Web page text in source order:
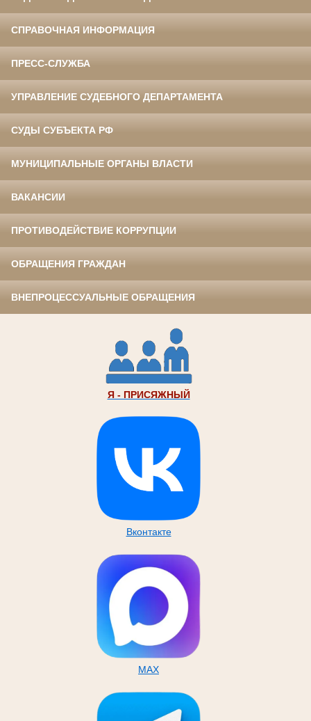
СПРАВОЧНАЯ ИНФОРМАЦИЯ
ПРЕСС-СЛУЖБА
УПРАВЛЕНИЕ СУДЕБНОГО ДЕПАРТАМЕНТА
СУДЫ СУБЪЕКТА РФ
МУНИЦИПАЛЬНЫЕ ОРГАНЫ ВЛАСТИ
ВАКАНСИИ
ПРОТИВОДЕЙСТВИЕ КОРРУПЦИИ
ОБРАЩЕНИЯ ГРАЖДАН
ВНЕПРОЦЕССУАЛЬНЫЕ ОБРАЩЕНИЯ
Я - ПРИСЯЖНЫЙ
Вконтакте
MAX